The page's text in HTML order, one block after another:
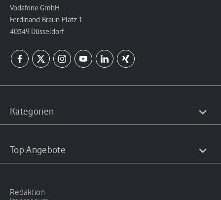
Vodafone GmbH
Ferdinand-Braun-Platz 1
40549 Düsseldorf
Kategorien
Top Angebote
Redaktion